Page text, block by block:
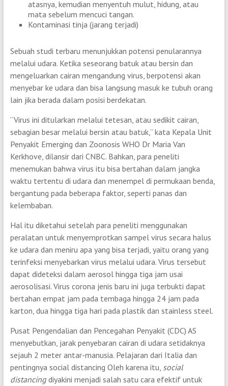
atasnya, kemudian menyentuh mulut, hidung, atau
mata sebelum mencuci tangan.
Kontaminasi tinja (jarang terjadi)
Sebuah studi terbaru menunjukkan potensi penularannya
melalui udara. Ketika seseorang batuk atau bersin dan
mengeluarkan cairan mengandung virus, berpotensi akan
menyebar ke udara dan bisa langsung masuk ke tubuh orang
lain jika berada dalam posisi berdekatan.
“Virus ini ditularkan melalui tetesan, atau sedikit cairan,
sebagian besar melalui bersin atau batuk,” kata Kepala Unit
Penyakit Emerging dan Zoonosis WHO Dr Maria Van
Kerkhove, dilansir dari CNBC. Bahkan, para peneliti
menemukan bahwa virus itu bisa bertahan dalam jangka
waktu tertentu di udara dan menempel di permukaan benda,
bergantung pada beberapa faktor, seperti panas dan
kelembaban.
Hal itu diketahui setelah para peneliti menggunakan
peralatan untuk menyemprotkan sampel virus secara halus
ke udara dan meniru apa yang bisa terjadi, yaitu orang yang
terinfeksi menyebarkan virus melalui udara. Virus tersebut
dapat dideteksi dalam aerosol hingga tiga jam usai
aerosolisasi. Virus corona jenis baru ini juga terbukti dapat
bertahan empat jam pada tembaga hingga 24 jam pada
karton, dua hingga tiga hari pada plastik dan stainless steel.
Pusat Pengendalian dan Pencegahan Penyakit (CDC) AS
menyebutkan, jarak penyebaran cairan di udara setidaknya
sejauh 2 meter antar-manusia. Pelajaran dari Italia dan
pentingnya social distancing Oleh karena itu, social
distancingdiyakini menjadi salah satu cara efektif untuk